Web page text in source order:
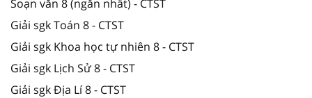
Soạn văn 8 (ngắn nhất) - CTST
Giải sgk Toán 8 - CTST
Giải sgk Khoa học tự nhiên 8 - CTST
Giải sgk Lịch Sử 8 - CTST
Giải sgk Địa Lí 8 - CTST